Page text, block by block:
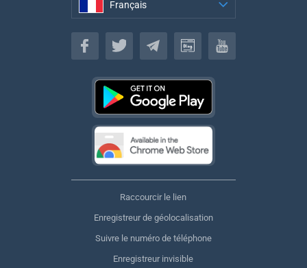
Français
Français
Raccourcir le lien
Enregistreur de géolocalisation
Suivre le numéro de téléphone
Enregistreur invisible